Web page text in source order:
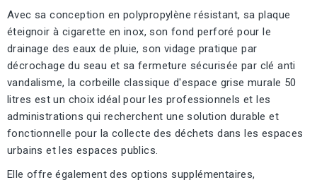
Avec sa conception en polypropylène résistant, sa plaque
éteignoir à cigarette en inox, son fond perforé pour le
drainage des eaux de pluie, son vidage pratique par
décrochage du seau et sa fermeture sécurisée par clé anti
vandalisme, la corbeille classique d'espace grise murale 50
litres est un choix idéal pour les professionnels et les
administrations qui recherchent une solution durable et
fonctionnelle pour la collecte des déchets dans les espaces
urbains et les espaces publics.
Elle offre également des options supplémentaires,